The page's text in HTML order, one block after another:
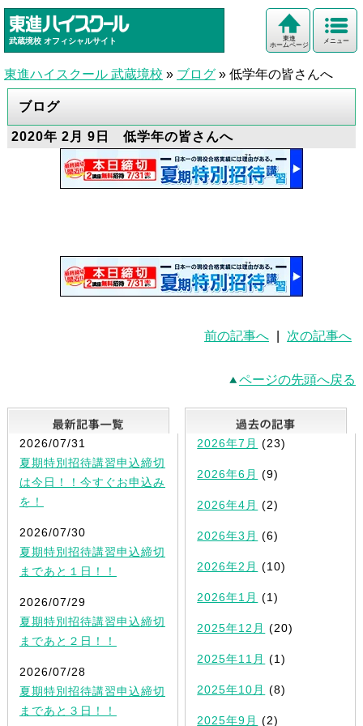
武蔵境校 オフィシャルサイト メニュー
東進
ホームページ
東進ハイスクール 武蔵境校 » ブログ » 低学年の皆さんへ
ブログ
2020年 2月 9日 低学年の皆さんへ
前の記事へ 次の記事へ
ページの先頭へ戻る
最新記事一覧
2026/07/31
夏期特別招待講習申込締切
は今日！！今すぐお申込み
を！
2026/07/30
夏期特別招待講習申込締切
まであと１日！！
2026/07/29
夏期特別招待講習申込締切
まであと２日！！
2026/07/28
夏期特別招待講習申込締切
まであと３日！！
2026年7月 (23)
2026年6月 (9)
2026年4月 (2)
2026年3月 (6)
2026年2月 (10)
2026年1月 (1)
2025年12月 (20)
2025年11月 (1)
2025年10月 (8)
2025年9月 (2)